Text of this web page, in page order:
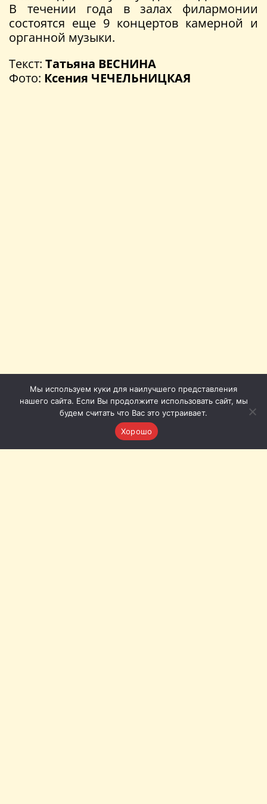
В течении года в залах филармонии
состоятся еще 9 концертов камерной и
органной музыки.
Текст: Татьяна ВЕСНИНА
Фото: Ксения ЧЕЧЕЛЬНИЦКАЯ
Мы используем куки для наилучшего представления
нашего сайта. Если Вы продолжите использовать сайт, мы
будем считать что Вас это устраивает.
Хорошо